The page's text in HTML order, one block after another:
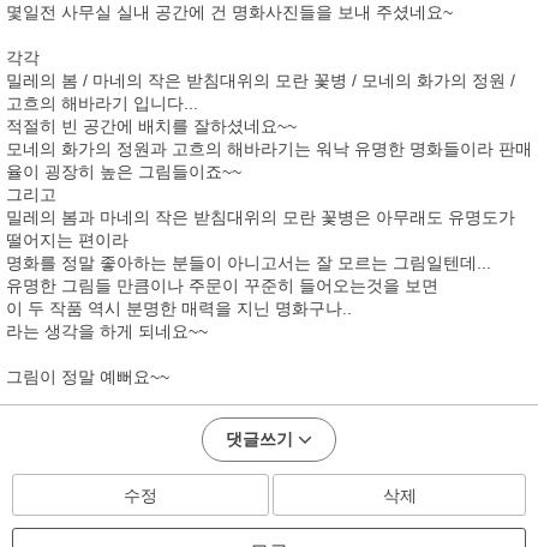
몇일전 사무실 실내 공간에 건 명화사진들을 보내 주셨네요~
각각
밀레의 봄 / 마네의 작은 받침대위의 모란 꽃병 / 모네의 화가의 정원 /
고흐의 해바라기 입니다...
적절히 빈 공간에 배치를 잘하셨네요~~
모네의 화가의 정원과 고흐의 해바라기는 워낙 유명한 명화들이라 판매
율이 굉장히 높은 그림들이죠~~
그리고
밀레의 봄과 마네의 작은 받침대위의 모란 꽃병은 아무래도 유명도가
떨어지는 편이라
명화를 정말 좋아하는 분들이 아니고서는 잘 모르는 그림일텐데...
유명한 그림들 만큼이나 주문이 꾸준히 들어오는것을 보면
이 두 작품 역시 분명한 매력을 지닌 명화구나..
라는 생각을 하게 되네요~~
그림이 정말 예뻐요~~
댓글쓰기
수정 삭제